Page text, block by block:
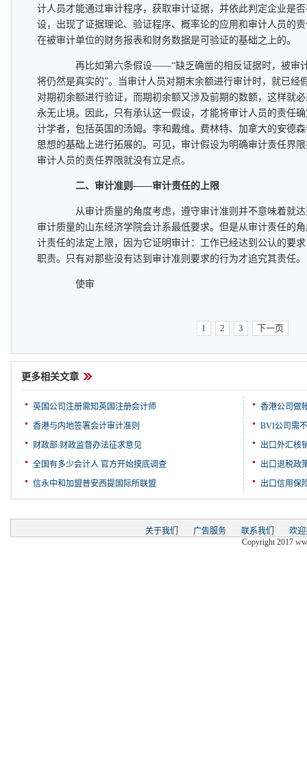
计人员才能通过审计程序，获取审计证据，并依此判定企业是
设，出现了证据理论、验证程序、概率论的应用和审计人员的
在被审计单位的财务报表和财务数据是可验证的基础之上的。
再比如第六条假设——“缺乏确凿的相反证据时，被审计
将仍然是真实的”。当审计人员对期末余额进行审计时，就已经
对期初余额进行验证，而期初余额又涉及前期的数额，这样就
永无止境。因此，只有承认这一假设，才能将审计人员的责任
计学者，包括英国的汤姆。李和戴维。费林特、加拿大的安德
思想的基础上进行拓展的。可见，审计假设为明确审计责任界
审计人员的责任界限就没有立足点。
二、审计准则——审计责任的上限
从审计质量的角度考虑，遵守审计准则并不意味着就达
审计质量的山东经济学院会计系最低要求。但是从审计责任的
计责任的法定上限，因为它证明审计：工作已经达到公认的要
职责。只有对那些没有达到审计准则要求的行为才追究其责任。
使审
1 2 3 下一页
更多相关文章
英国公司注册需知英国注册会计师
香港与内地签署会计审计准则
财政部:财政监督办法征求意见
全国有多少会计人 官方开始摸底调查
信永中和加盟普安西提国际所联盟
香港公司做
BVI公司需
出口外汇核
出口退税政
出口信用保
关于我们 广告服务 联系我们
欢
Copyright 2017